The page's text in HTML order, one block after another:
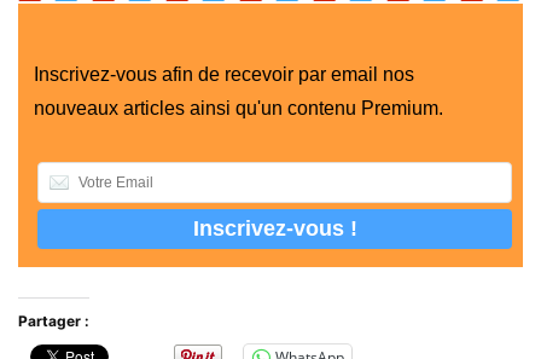
Inscrivez-vous afin de recevoir par email nos
nouveaux articles ainsi qu'un contenu Premium.
Partager :